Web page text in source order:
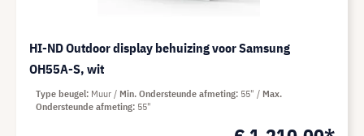
HI-ND Outdoor display behuizing voor Samsung
OH55A-S, wit
Type beugel Muur Min. Ondersteunde afmeting 55"
Max.
Ondersteunde afmeting 55"